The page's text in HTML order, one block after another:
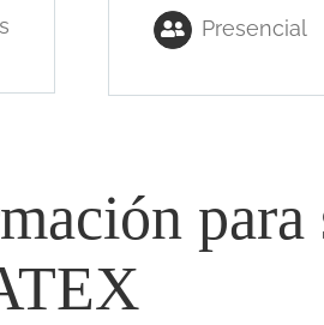
Presencial
para